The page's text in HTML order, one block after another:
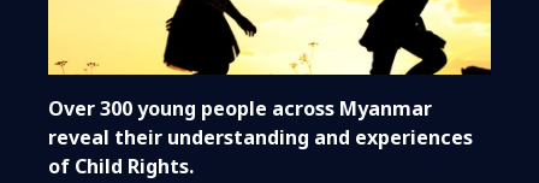
Over 300 young people across Myanmar
reveal their understanding and experiences
of Child Rights.